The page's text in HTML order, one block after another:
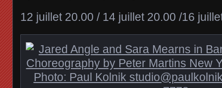
12 juillet 20.00 / 14 juillet 20.00 /16